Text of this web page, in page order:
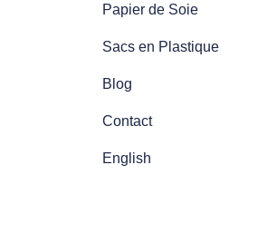
Papier de Soie
Sacs en Plastique
Blog
Contact
English